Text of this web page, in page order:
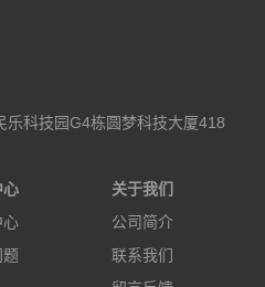
科技园G4栋圆梦科技大厦418
心
心
题
关于我们
公司简介
联系我们